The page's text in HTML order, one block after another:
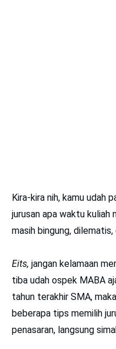
Kira-kira nih, kamu udah
jurusan apa waktu kuliah
masih bingung, dilematis,
Eits, jangan kelamaan
tiba udah ospek MABA
tahun terakhir SMA,
beberapa tips memilih
penasaran, langsung